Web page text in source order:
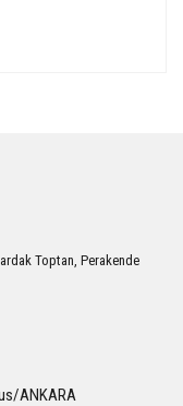
Toptan, Perakende
ANKARA